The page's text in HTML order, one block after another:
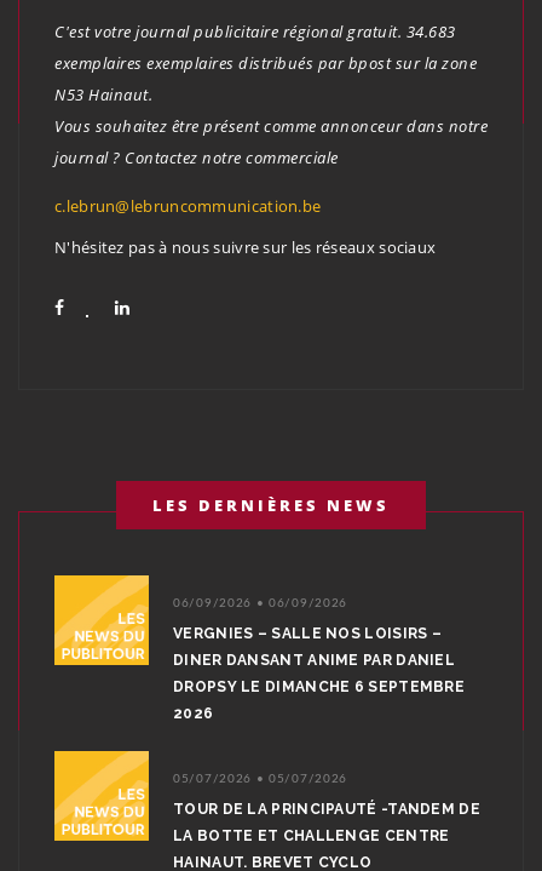
C'est votre journal publicitaire régional gratuit. 34.683
exemplaires exemplaires distribués par bpost sur la zone
N53 Hainaut.
Vous souhaitez être présent comme annonceur dans notre
journal ? Contactez notre commerciale
c.lebrun@lebruncommunication.be
N'hésitez pas à nous suivre sur les réseaux sociaux
LES DERNIÈRES NEWS
06/09/2026 • 06/09/2026
VERGNIES – SALLE NOS LOISIRS –
DINER DANSANT ANIME PAR DANIEL
DROPSY LE DIMANCHE 6 SEPTEMBRE
2026
05/07/2026 • 05/07/2026
TOUR DE LA PRINCIPAUTÉ -TANDEM DE
LA BOTTE ET CHALLENGE CENTRE
HAINAUT. BREVET CYCLO